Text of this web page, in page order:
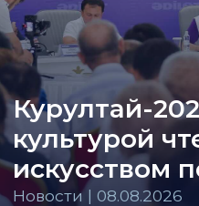
Курултай-
культурой
искусством
Новости | 08.08.2026